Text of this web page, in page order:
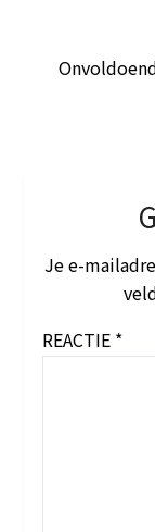
Je e-
REACTIE *